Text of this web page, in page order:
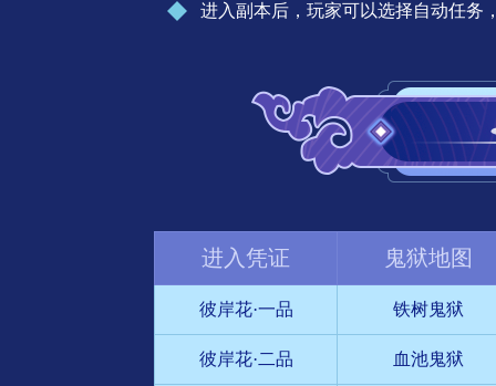
进入副本后，玩家可以选择自动任务
进入凭证 鬼狱地图
彼岸花·一品 铁树鬼狱
彼岸花·二品 血池鬼狱